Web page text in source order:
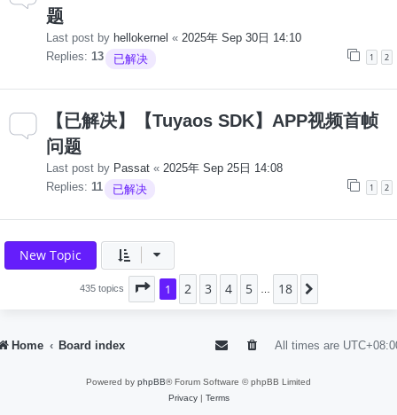
题
Last post by hellokernel « 2025年 Sep 30日 14:10
Replies: 13 1 2
已解决
【已解决】【Tuyaos SDK】APP视频首帧
问题
Last post by Passat « 2025年 Sep 25日 14:08
Replies: 11 1 2
已解决
New Topic
435 topics Page 1of18
1 2 3 4 5 18
Home Board index All times are
Powered by phpBB® Forum Software © phpBB Limited
Privacy| Terms